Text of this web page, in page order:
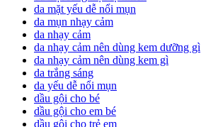
da mặt yếu dễ nổi mụn
da mụn nhạy cảm
da nhạy cảm
da nhạy cảm nên dùng kem dưỡng gì
da nhạy cảm nên dùng kem gì
da trắng sáng
da yếu dễ nổi mụn
dầu gội cho bé
dầu gội cho em bé
dầu gội cho trẻ em